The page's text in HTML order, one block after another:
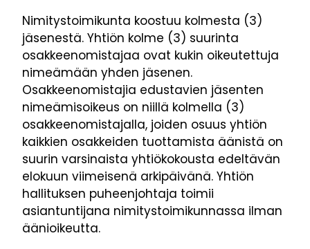
Nimitystoimikunta koostuu kolmesta (3)
jäsenestä. Yhtiön kolme (3) suurinta
osakkeenomistajaa ovat kukin oikeutettuja
nimeämään yhden jäsenen.
Osakkeenomistajia edustavien jäsenten
nimeämisoikeus on niillä kolmella (3)
osakkeenomistajalla, joiden osuus yhtiön
kaikkien osakkeiden tuottamista äänistä on
suurin varsinaista yhtiökokousta edeltävän
elokuun viimeisenä arkipäivänä. Yhtiön
hallituksen puheenjohtaja toimii
asiantuntijana nimitystoimikunnassa ilman
äänioikeutta.